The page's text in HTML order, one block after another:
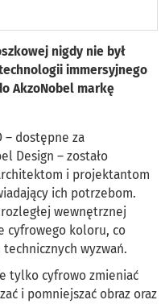
nigdy nie był
immersyjnego
AkzoNobel markę
– dostępne za
Design – zostało
i projektantom
ich potrzebom.
wewnętrznej
cyfrowego koloru, co
wyzwań.
tylko cyfrowo zmieniać
i pomniejszać obraz oraz